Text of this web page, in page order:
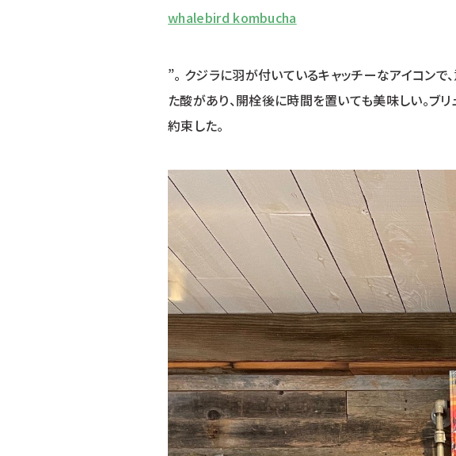
whalebird kombucha
”。 クジラに羽が付いているキャッチーなアイコンで
た酸があり、開栓後に時間を置いても美味しい。ブ
約束した。